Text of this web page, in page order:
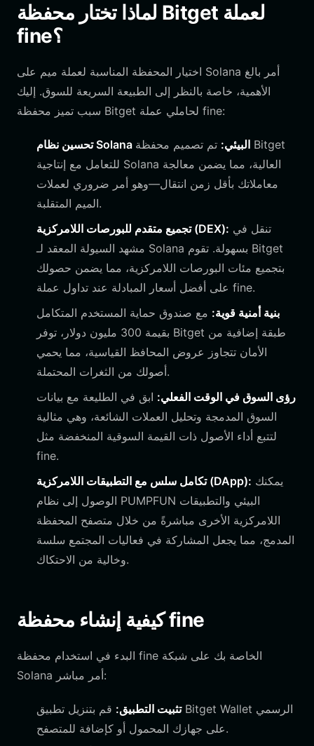
لماذا تختار محفظة Bitget لعملة
fine؟
اختيار المحفظة المناسبة لعملة ميم على Solana أمر بالغ
الأهمية، خاصة بالنظر إلى الطبيعة السريعة للسوق. إليك
سبب تميز محفظة Bitget لحاملي عملة fine:
تحسين نظام Solana البيئي: تم تصميم محفظة Bitget
للتعامل مع إنتاجية Solana العالية، مما يضمن معالجة
معاملاتك بأقل زمن انتقال—وهو أمر ضروري لعملات
الميم المتقلبة.
تجميع متقدم للبورصات اللامركزية (DEX):
مشهد السيولة المعقد لـ Solana بسهولة. تقوم Bitget
بتجميع مئات البورصات اللامركزية، مما يضمن حصولك
على أفضل أسعار المبادلة عند تداول عملة fine.
بنية أمنية قوية: مع صندوق حماية المستخدم المتكامل
بقيمة 300 مليون دولار، توفر Bitget طبقة إضافية من
الأمان تتجاوز عروض المحافظ القياسية، مما يحمي
أصولك من الثغرات المحتملة.
رؤى السوق في الوقت الفعلي: ابق في الطليعة مع بيانات
السوق المدمجة وتحليل العملات الشائعة، وهي مثالية
لتتبع أداء الأصول ذات القيمة السوقية المنخفضة مثل
fine.
تكامل سلس مع التطبيقات اللامركزية (DApp):
الوصول إلى نظام PUMPFUN البيئي والتطبيقات
اللامركزية الأخرى مباشرةً من خلال متصفح المحفظة
المدمج، مما يجعل المشاركة في فعاليات المجتمع سلسة
وخالية من الاحتكاك.
كيفية إنشاء محفظة fine
البدء في استخدام محفظة fine الخاصة بك على شبكة
Solana أمر مباشر:
تثبيت التطبيق: قم بتنزيل تطبيق Bitget Wallet الرسمي
على جهازك المحمول أو كإضافة للمتصفح.